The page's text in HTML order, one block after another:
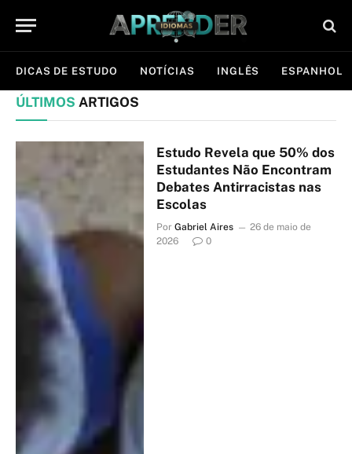
DICAS DE ESTUDO NOTÍCIAS INGLÊS ESPANHOL
ÚLTIMOS ARTIGOS
Estudo Revela que 50% dos
Estudantes Não Encontram
Debates Antirracistas nas
Escolas
Por Gabriel Aires
26 de maio de
2026
0